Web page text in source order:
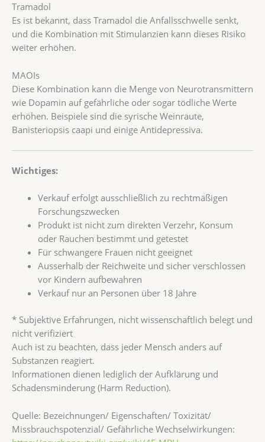
Tramadol
Es ist bekannt, dass Tramadol die Anfallsschwelle senkt,
und die Kombination mit Stimulanzien kann dieses Risiko
weiter erhöhen.
MAOIs
Diese Kombination kann die Menge von Neurotransmittern
wie Dopamin auf gefährliche oder sogar tödliche Werte
erhöhen. Beispiele sind die syrische Weinraute,
Banisteriopsis caapi und einige Antidepressiva.
Wichtiges:
Verkauf erfolgt ausschließlich zu rechtmäßigen
Forschungszwecken
Produkt ist nicht zum direkten Verzehr, Konsum
oder Rauchen bestimmt und getestet
Für schwangere Frauen nicht geeignet
Ausserhalb der Reichweite und sicher verschlossen
vor Kindern aufbewahren
Verkauf nur an Personen über 18 Jahre
* Subjektive Erfahrungen, nicht wissenschaftlich belegt und
nicht verifiziert
Auch ist zu beachten, dass jeder Mensch anders auf
Substanzen reagiert.
Informationen dienen lediglich der Aufklärung und
Schadensminderung (Harm Reduction).
Quelle: Bezeichnungen/ Eigenschaften/ Toxizität/
Missbrauchspotenzial/ Gefährliche Wechselwirkungen: